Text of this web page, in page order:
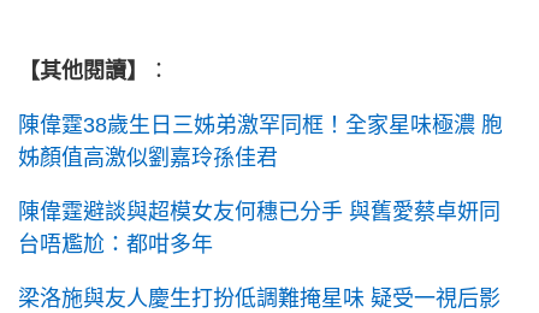
【其他閱讀】 ：
陳偉霆38歲生日三姊弟激罕同框！全家星味極濃 胞
姊顏值高激似劉嘉玲孫佳君
陳偉霆避談與超模女友何穗已分手 與舊愛蔡卓妍同
台唔尷尬：都咁多年
梁洛施與友人慶生打扮低調難掩星味 疑受一視后影